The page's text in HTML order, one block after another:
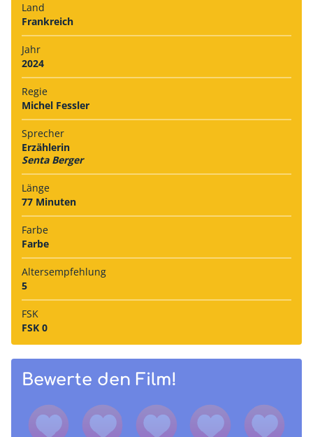
Land
Frankreich
Jahr
2024
Regie
Michel Fessler
Sprecher
Erzählerin
Senta Berger
Länge
77 Minuten
Farbe
Farbe
Alters­empfehlung
5
FSK
FSK 0
Bewerte den Film!